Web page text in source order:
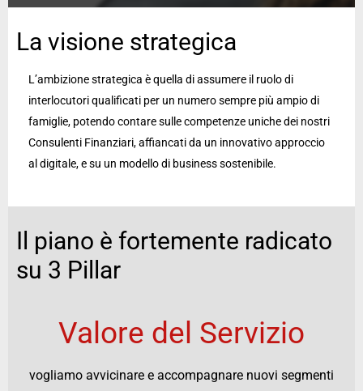
La visione strategica
L’ambizione strategica è quella di assumere il ruolo di
interlocutori qualificati per un numero sempre più ampio di
famiglie, potendo contare sulle competenze uniche dei nostri
Consulenti Finanziari, affiancati da un innovativo approccio
al digitale, e su un modello di business sostenibile.
Il piano è fortemente radicato
su 3 Pillar
Valore del Servizio
vogliamo avvicinare e accompagnare nuovi segmenti